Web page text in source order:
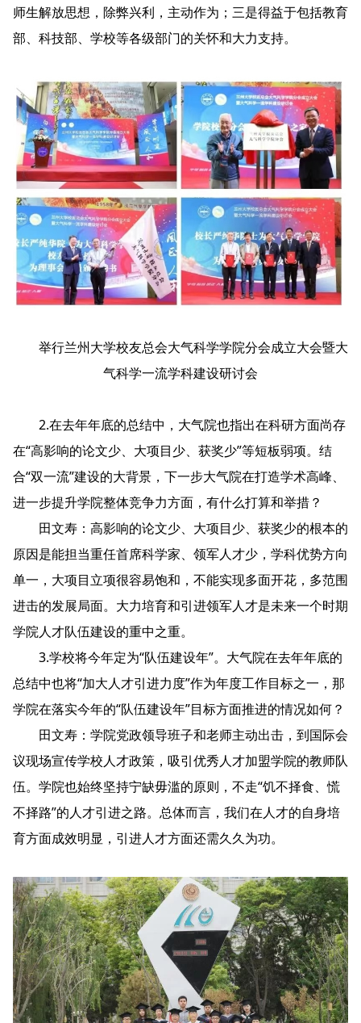
师生解放思想，除弊兴利，主动作为；三是得益于包括教育
部、科技部、学校等各级部门的关怀和大力支持。
举行兰州大学校友总会大气科学学院分会成立大会暨大
气科学一流学科建设研讨会
2.在去年年底的总结中，大气院也指出在科研方面尚存
在“高影响的论文少、大项目少、获奖少”等短板弱项。结
合“双一流”建设的大背景，下一步大气院在打造学术高峰、
进一步提升学院整体竞争力方面，有什么打算和举措？
田文寿：高影响的论文少、大项目少、获奖少的根本的
原因是能担当重任首席科学家、领军人才少，学科优势方向
单一，大项目立项很容易饱和，不能实现多面开花，多范围
进击的发展局面。大力培育和引进领军人才是未来一个时期
学院人才队伍建设的重中之重。
3.学校将今年定为“队伍建设年”。大气院在去年年底的
总结中也将“加大人才引进力度”作为年度工作目标之一，那
学院在落实今年的“队伍建设年”目标方面推进的情况如何？
田文寿：学院党政领导班子和老师主动出击，到国际会
议现场宣传学校人才政策，吸引优秀人才加盟学院的教师队
伍。学院也始终坚持宁缺毋滥的原则，不走“饥不择食、慌
不择路”的人才引进之路。总体而言，我们在人才的自身培
育方面成效明显，引进人才方面还需久久为功。